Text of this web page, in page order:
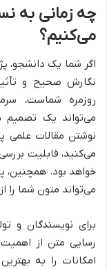
چه زمانی به
می‌کنیم؟
اگر شما یک دانشجو،
نگارش صحیح و
روزمره شماست،
می‌تواند یک تصمیم
نوشتن مقالات علمی
می‌کنید، قابلیت
خواهد بود. همچنین،
می‌تواند متون شما را
برای نویسندگان و
رسایی متن از
امکانات را به